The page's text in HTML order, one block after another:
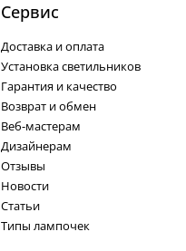
Cервис
Доставка и оплата
Установка светильников
Гарантия и качество
Возврат и обмен
Веб-мастерам
Дизайнерам
Отзывы
Новости
Статьи
Типы лампочек